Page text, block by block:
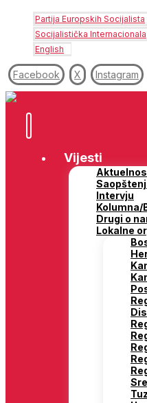
Partija Europskih Socijalista
Socijalistička Internacionala
English
Facebook X Instagram
Vijesti
Intervju
Kolumna/
Drugi o
Lokalne